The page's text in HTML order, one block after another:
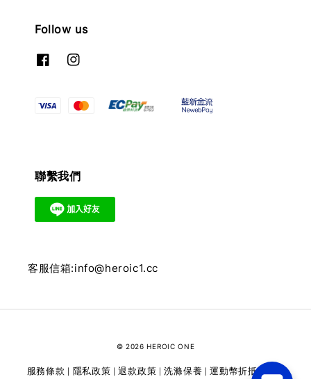
Follow us
聯繫我們
客服信箱:info@heroic1.cc
© 2026 HEROIC ONE
服務條款 隱私政策 |退款政策 |洗滌保養 |運動幣折抵